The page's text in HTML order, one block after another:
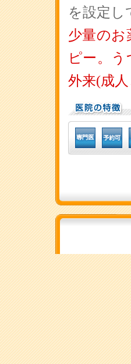
を設定し
少量のお
ピー。
外来(成